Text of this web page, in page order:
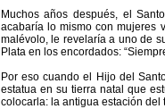
Muchos años después, el
acabaría lo mismo con mujeres
malévolo, le revelaría a uno de
Plata en los encordados:
Por eso cuando el Hijo del
estatua en su tierra natal que
colocarla: la antigua estación del